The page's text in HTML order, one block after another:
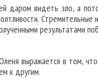
даром видеть зло, а
результатами
выражается в том,
к другим.